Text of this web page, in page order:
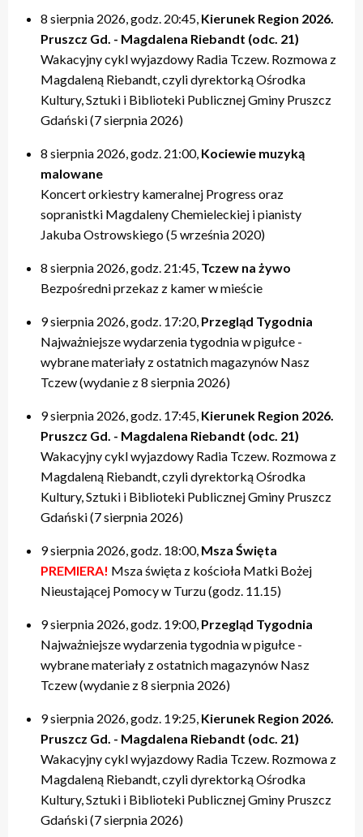
8 sierpnia 2026, godz. 20:45, Kierunek Region 2026.
Pruszcz Gd. - Magdalena Riebandt (odc. 21)
Wakacyjny cykl wyjazdowy Radia Tczew. Rozmowa z
Magdaleną Riebandt, czyli dyrektorką Ośrodka
Kultury, Sztuki i Biblioteki Publicznej Gminy Pruszcz
Gdański (7 sierpnia 2026)
8 sierpnia 2026, godz. 21:00, Kociewie muzyką
malowane
Koncert orkiestry kameralnej Progress oraz
sopranistki Magdaleny Chemieleckiej i pianisty
Jakuba Ostrowskiego (5 września 2020)
8 sierpnia 2026, godz. 21:45, Tczew na żywo
Bezpośredni przekaz z kamer w mieście
9 sierpnia 2026, godz. 17:20, Przegląd Tygodnia
Najważniejsze wydarzenia tygodnia w pigułce -
wybrane materiały z ostatnich magazynów Nasz
Tczew (wydanie z 8 sierpnia 2026)
9 sierpnia 2026, godz. 17:45, Kierunek Region 2026.
Pruszcz Gd. - Magdalena Riebandt (odc. 21)
Wakacyjny cykl wyjazdowy Radia Tczew. Rozmowa z
Magdaleną Riebandt, czyli dyrektorką Ośrodka
Kultury, Sztuki i Biblioteki Publicznej Gminy Pruszcz
Gdański (7 sierpnia 2026)
9 sierpnia 2026, godz. 18:00, Msza Święta
PREMIERA! Msza święta z kościoła Matki Bożej
Nieustającej Pomocy w Turzu (godz. 11.15)
9 sierpnia 2026, godz. 19:00, Przegląd Tygodnia
Najważniejsze wydarzenia tygodnia w pigułce -
wybrane materiały z ostatnich magazynów Nasz
Tczew (wydanie z 8 sierpnia 2026)
9 sierpnia 2026, godz. 19:25, Kierunek Region 2026.
Pruszcz Gd. - Magdalena Riebandt (odc. 21)
Wakacyjny cykl wyjazdowy Radia Tczew. Rozmowa z
Magdaleną Riebandt, czyli dyrektorką Ośrodka
Kultury, Sztuki i Biblioteki Publicznej Gminy Pruszcz
Gdański (7 sierpnia 2026)